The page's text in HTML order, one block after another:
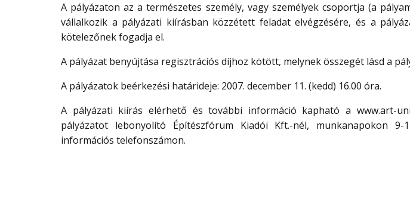
A pályázaton az a természetes személy, vagy személyek csoportja (a
vállalkozik a pályázati kiírásban közzétett feladat elvégzésére, és a
kötelezőnek fogadja el.
A pályázat benyújtása regisztrációs díjhoz kötött, melynek összegét lásd a
A pályázatok beérkezési határideje: 2007. december 11. (kedd) 16.00 óra.
A pályázati kiírás elérhető és további információ kapható a www.art-
pályázatot lebonyolító Építészfórum Kiadói Kft.-nél, munkanapokon
információs telefonszámon.